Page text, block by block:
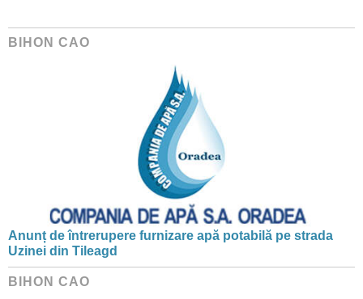
BIHON CAO
Anunț de întrerupere furnizare apă potabilă pe strada
Uzinei din Tileagd
BIHON CAO